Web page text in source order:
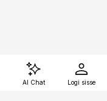
AI Chat Logi sisse